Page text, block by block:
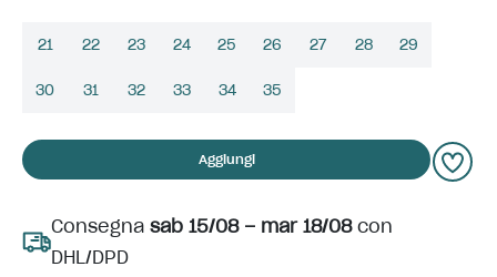
21 22 23 24 25 26 27 28 29
30 31 32 33 34 35
Aggiungi
Consegna sab 15/08 – mar 18/08con
DHL/DPD